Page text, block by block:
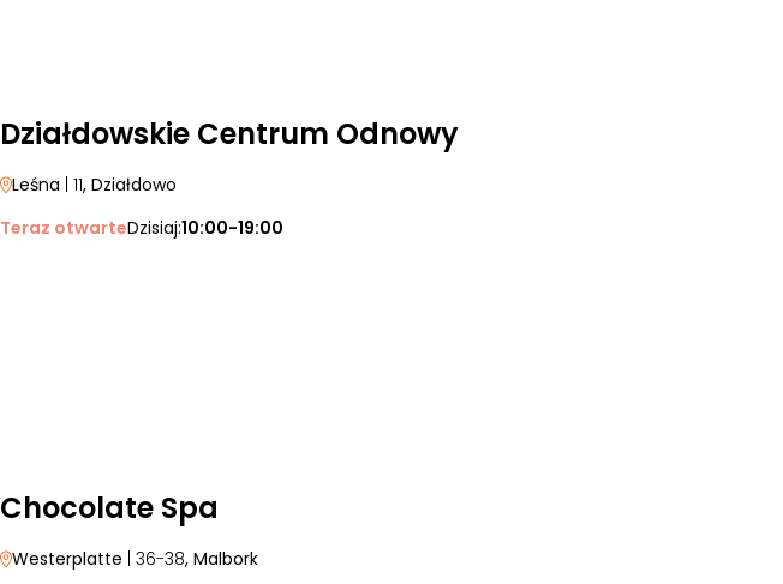
Działdowskie Centrum Odnowy
Leśna | 11, Działdowo
Teraz otwarteDzisiaj:10:00-19:00
Chocolate Spa
Westerplatte | 36-38, Malbork